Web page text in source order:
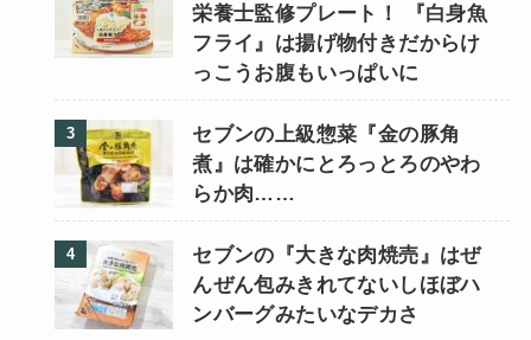
栄養士監修プレート！ 『白身魚
フライ』は揚げ物付きだからけ
っこうお腹もいっぱいに
セブンの上級惣菜『金の豚角
煮』は確かにとろっとろのやわ
らか肉……
セブンの『大きな肉焼売』はぜ
んぜん包みきれてないしほぼハ
ンバーグみたいなデカさ